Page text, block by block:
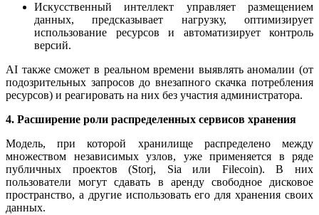
Искусственный интеллект управляет размещением
данных, предсказывает нагрузку, оптимизирует
использование ресурсов и автоматизирует контроль
версий.
AI также сможет в реальном времени выявлять аномалии (от
подозрительных запросов до внезапного скачка потребления
ресурсов) и реагировать на них без участия администратора.
4. Расширение роли распределенных сервисов хранения
Модель, при которой хранилище распределено между
множеством независимых узлов, уже применяется в ряде
публичных проектов (Storj, Sia или Filecoin). В них
пользователи могут сдавать в аренду свободное дисковое
пространство, а другие использовать его для хранения своих
данных.